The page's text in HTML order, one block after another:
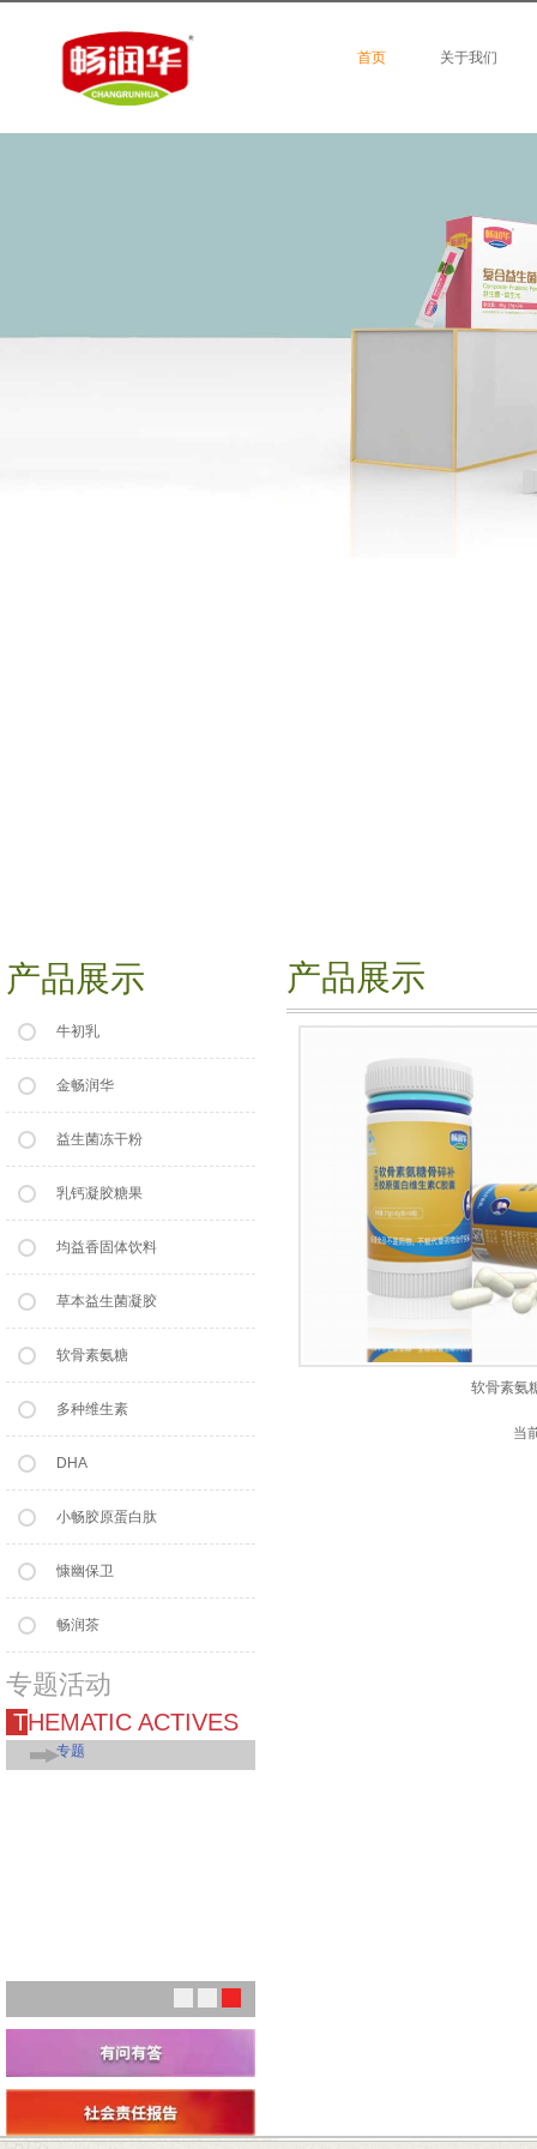
首页 关于我们
产品展示
牛初乳
金畅润华
益生菌冻干粉
乳钙凝胶糖果
均益香固体饮料
草本益生菌凝胶
软骨素氨糖
多种维生素
DHA
小畅胶原蛋白肽
慷幽保卫
畅润茶
专题活动
THEMATIC ACTIVES
专题
产品展示
软骨素氨
当